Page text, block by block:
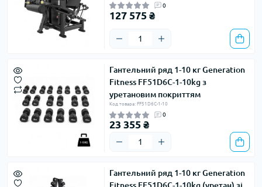
0
127 575 ₴
Гантельний ряд 1-10 кг Generation
Fitness FF51D6C-1-10kg з
уретановим покриттям
Код товара: FF51D6C-1-10
0
23 355 ₴
Гантельний ряд 1-10 кг Generation